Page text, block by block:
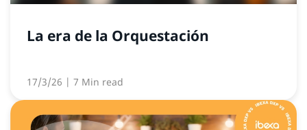
La era de la Orquestación
17/3/26 | 7 Min read